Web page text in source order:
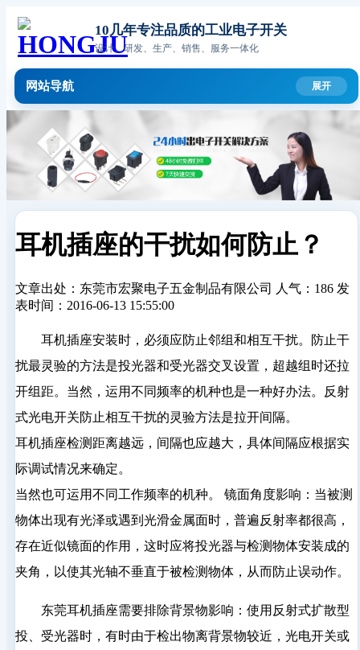
10几年专注品质的工业电子开关
设计、研发、生产、销售、服务一体化
网站导航
耳机插座的干扰如何防止？
文章出处：东莞市宏聚电子五金制品有限公司 人气：186 发
表时间：2016-06-13 15:55:00
耳机插座安装时，必须应防止邻组和相互干扰。防止干
扰最灵验的方法是投光器和受光器交叉设置，超越组时还拉
开组距。当然，运用不同频率的机种也是一种好办法。反射
式光电开关防止相互干扰的灵验方法是拉开间隔。
耳机插座检测距离越远，间隔也应越大，具体间隔应根据实
际调试情况来确定。
当然也可运用不同工作频率的机种。 镜面角度影响：当被测
物体出现有光泽或遇到光滑金属面时，普遍反射率都很高，
存在近似镜面的作用，这时应将投光器与检测物体安装成的
夹角，以使其光轴不垂直于被检测物体，从而防止误动作。
东莞耳机插座需要排除背景物影响：使用反射式扩散型
投、受光器时，有时由于检出物离背景物较近，光电开关或